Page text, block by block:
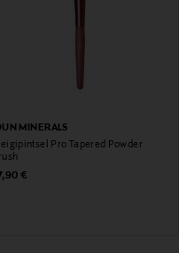
MINERALS
Pro Tapered Powder
Price
€